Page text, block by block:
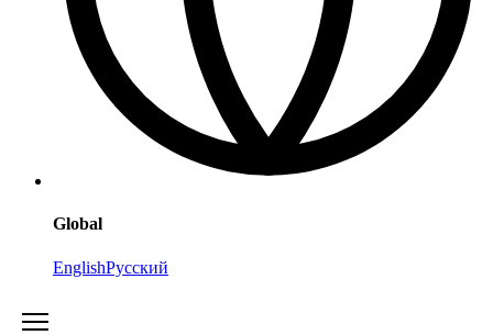
Global
EnglishРусский